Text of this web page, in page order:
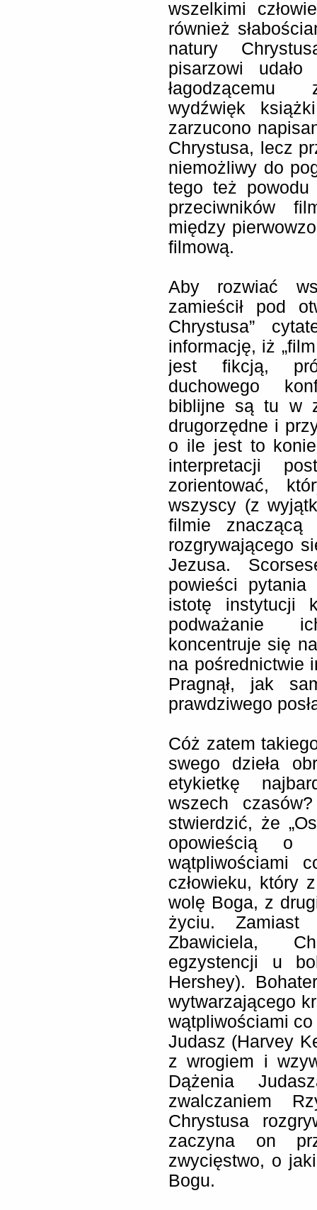
wszelkimi
również
natury
pisarzowi
łagodzącemu
wydźwięk
zarzucono
Chrystusa, lecz
niemożliwy do
tego też
przeciwników
między
filmową.
Aby rozwiać
zamieścił pod
Chrystusa”
informację, iż
jest fikcją,
duchowego
biblijne są tu w
drugorzędne i
o ile jest to
interpretacji
zorientować,
wszyscy (z
filmie
rozgrywającego
Jezusa.
powieści
istotę instytucji
podważanie
koncentruje się
na pośrednictwie
Pragnął, jak
prawdziwego
Cóż zatem
swego dzieła
etykietkę
wszech
stwierdzić, że
opowieścią o
wątpliwościami
człowieku, który
wolę Boga, z
życiu.
Zbawiciela,
egzystencji u
Hershey).
wytwarzającego
wątpliwościami
Judasz (Harvey
z wrogiem i
Dążenia
zwalczaniem
Chrystusa
zaczyna on
zwycięstwo, o
Bogu.